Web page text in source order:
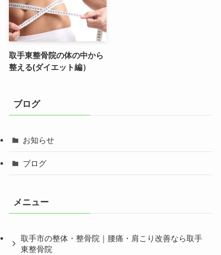
取手東整骨院の体の中から
整える(ダイエット編）
ブログ
お知らせ
ブログ
メニュー
取手市の整体・整骨院｜腰痛・肩こり改善なら取手
東整骨院